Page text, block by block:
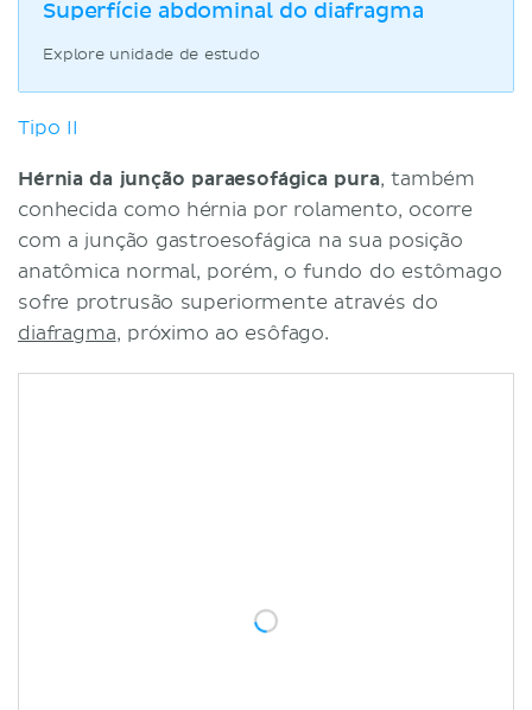
Superfície abdominal do diafragma
Explore unidade de estudo
Tipo II
Hérnia da junção paraesofágica pura, também
conhecida como hérnia por rolamento, ocorre
com a junção gastroesofágica na sua posição
anatômica normal, porém, o fundo do estômago
sofre protrusão superiormente através do
diafragma, próximo ao esôfago.